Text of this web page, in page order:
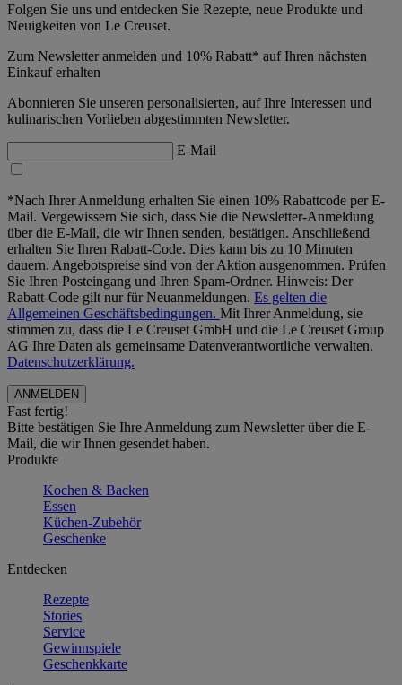
Folgen Sie uns und entdecken Sie Rezepte, neue Produkte und
Neuigkeiten von Le Creuset.
Zum Newsletter anmelden und 10% Rabatt* auf Ihren nächsten
Einkauf erhalten
Abonnieren Sie unseren personalisierten, auf Ihre Interessen und
kulinarischen Vorlieben abgestimmten Newsletter.
E-Mail
*Nach Ihrer Anmeldung erhalten Sie einen 10% Rabattcode per E-
Mail. Vergewissern Sie sich, dass Sie die Newsletter-Anmeldung
über die E-Mail, die wir Ihnen senden, bestätigen. Anschließend
erhalten Sie Ihren Rabatt-Code. Dies kann bis zu 10 Minuten
dauern. Angebotspreise sind von der Aktion ausgenommen. Prüfen
Sie Ihren Posteingang und Ihren Spam-Ordner. Hinweis: Der
Rabatt-Code gilt nur für Neuanmeldungen. Es gelten die
Allgemeinen Geschäftsbedingungen. Mit Ihrer Anmeldung, sie
stimmen zu, dass die Le Creuset GmbH und die Le Creuset Group
AG Ihre Daten als gemeinsame Datenverantwortliche verwalten.
Datenschutzerklärung.
Fast fertig!
Bitte bestätigen Sie Ihre Anmeldung zum Newsletter über die E-
Mail, die wir Ihnen gesendet haben.
Produkte
Kochen & Backen
Essen
Küchen-Zubehör
Geschenke
Entdecken
Rezepte
Stories
Service
Gewinnspiele
Geschenkkarte